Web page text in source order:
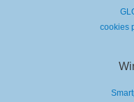
cookies